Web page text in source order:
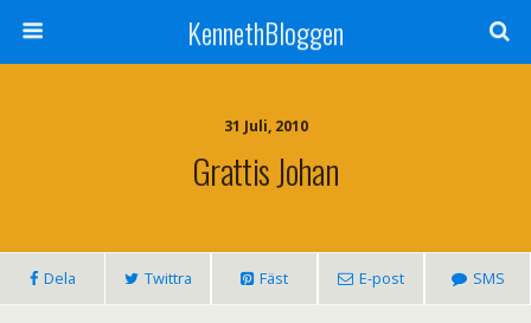
KennethBloggen
31 Juli, 2010
Grattis Johan
Dela Twittra Fäst E-post SMS